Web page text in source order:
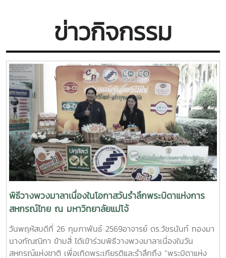
ข่าวกิจกรรม
พิธีวางพวงมาลาเนื่องในโอกาสวันรำลึกพระบิดาแห่งการ
สหกรณ์ไทย ณ มหาวิทยาลัยแม่โจ้
วันพฤหัสบดีที่ 26 กุมภาพันธ์ 2569อาจารย์ ดร.วัชรนันท์ ทองมา
นางกัณณิกา ข้ามสี่ ได้เข้าร่วมพิธีวางพวงมาลาเนื่องในวัน
สหกรณ์แห่งชาติ เพื่อเทิดพระเกียรติและรำลึกถึง “พระบิดาแห่ง